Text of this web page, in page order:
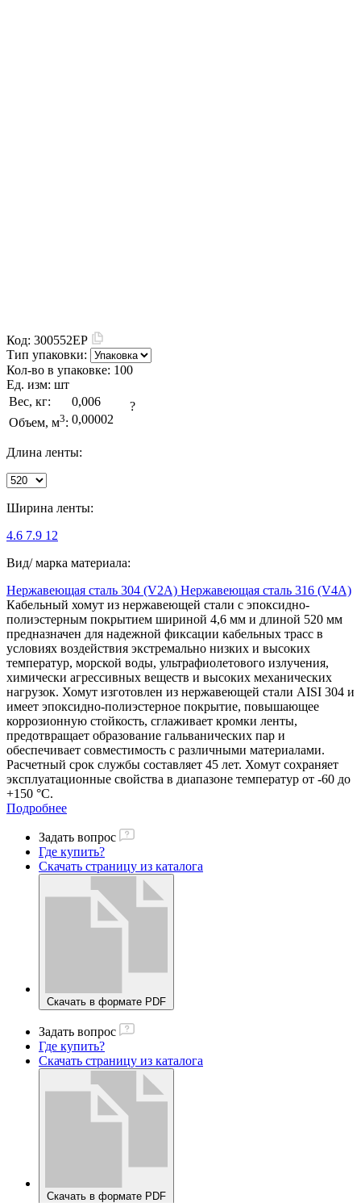
Код: 300552EP
Тип упаковки:
Кол-во в упаковке: 100
Ед. изм: шт
Вес, кг:
0,006
Объем, м3: 0,00002
?
Длина ленты:
Ширина ленты:
4.6 7.9 12
Вид/ марка материала:
Нержавеющая сталь 304 (V2A) Нержавеющая сталь 316 (V4A)
Кабельный хомут из нержавеющей стали с эпоксидно-
полиэстерным покрытием шириной 4,6 мм и длиной 520 мм
предназначен для надежной фиксации кабельных трасс в
условиях воздействия экстремально низких и высоких
температур, морской воды, ультрафиолетового излучения,
химически агрессивных веществ и высоких механических
нагрузок. Хомут изготовлен из нержавеющей стали AISI 304 и
имеет эпоксидно-полиэстерное покрытие, повышающее
коррозионную стойкость, сглаживает кромки ленты,
предотвращает образование гальванических пар и
обеспечивает совместимость с различными материалами.
Расчетный срок службы составляет 45 лет. Хомут сохраняет
эксплуатационные свойства в диапазоне температур от -60 до
+150 °С.
Подробнее
Задать вопрос
Где купить?
Скачать страницу из каталога
Скачать в формате PDF
Задать вопрос
Где купить?
Скачать страницу из каталога
Скачать в формате PDF